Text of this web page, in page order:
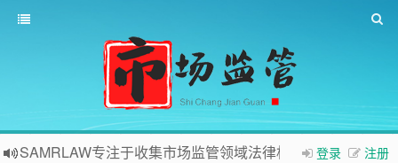
登录 注册
SAMRLAW专注于收集市场监管领域法律相关内容